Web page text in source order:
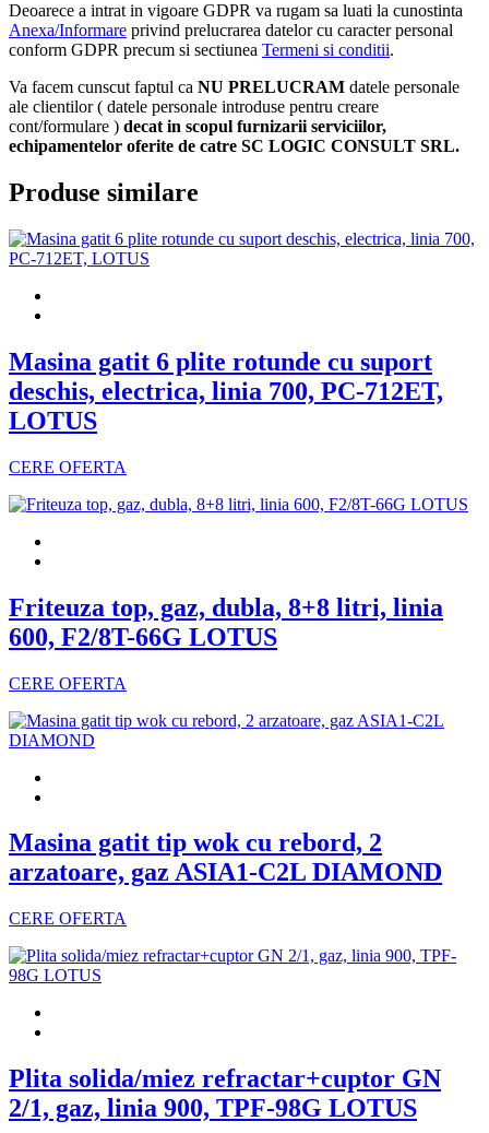
Deoarece a intrat in vigoare GDPR va rugam sa luati la cunostinta
Anexa/Informare privind prelucrarea datelor cu caracter personal
conform GDPR precum si sectiunea Termeni si conditii.
Va facem cunscut faptul ca NU PRELUCRAM datele personale
ale clientilor ( datele personale introduse pentru creare
cont/formulare ) decat in scopul furnizarii serviciilor,
echipamentelor oferite de catre SC LOGIC CONSULT SRL.
Produse similare
Masina gatit 6 plite rotunde cu suport
deschis, electrica, linia 700, PC-712ET,
LOTUS
CERE OFERTA
Friteuza top, gaz, dubla, 8+8 litri, linia
600, F2/8T-66G LOTUS
CERE OFERTA
Masina gatit tip wok cu rebord, 2
arzatoare, gaz ASIA1-C2L DIAMOND
CERE OFERTA
Plita solida/miez refractar+cuptor GN
2/1, gaz, linia 900, TPF-98G LOTUS